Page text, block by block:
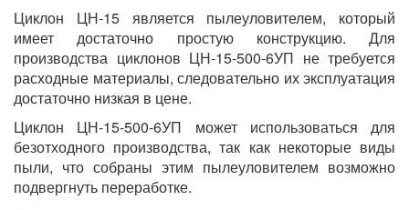
Циклон ЦН-15 является пылеуловителем, который
имеет достаточно простую конструкцию. Для
производства циклонов ЦН-15-500-6УП не требуется
расходные материалы, следовательно их эксплуатация
достаточно низкая в цене.
Циклон ЦН-15-500-6УП может использоваться для
безотходного производства, так как некоторые виды
пыли, что собраны этим пылеуловителем возможно
подвергнуть переработке.